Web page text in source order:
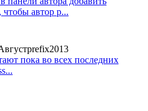
чтобы автор р...
пока во всех последних